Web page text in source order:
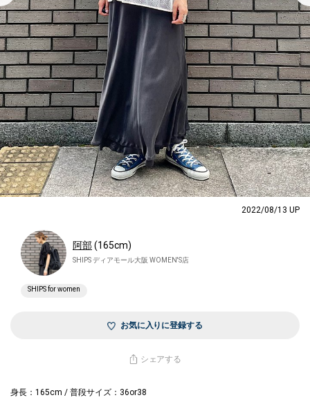
2022/08/13 UP
阿部(165cm)
SHIPS ディアモール大阪 WOMEN'S店
SHIPS for women
お気に入りに登録する
シェアする
身長：165cm / 普段サイズ：36or38